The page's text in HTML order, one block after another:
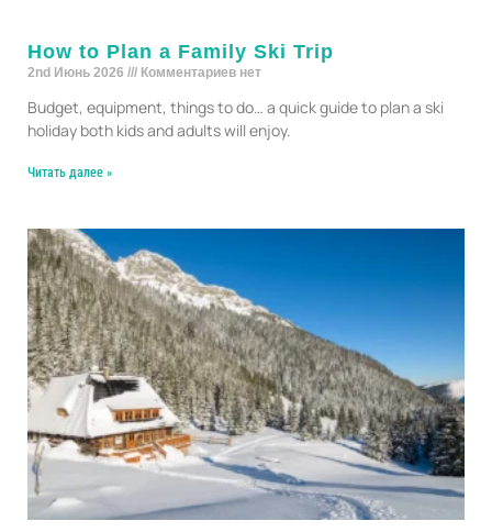
How to Plan a Family Ski Trip
2nd Июнь 2026 Комментариев нет
Budget, equipment, things to do… a quick guide to plan a ski
holiday both kids and adults will enjoy.
Читать далее »